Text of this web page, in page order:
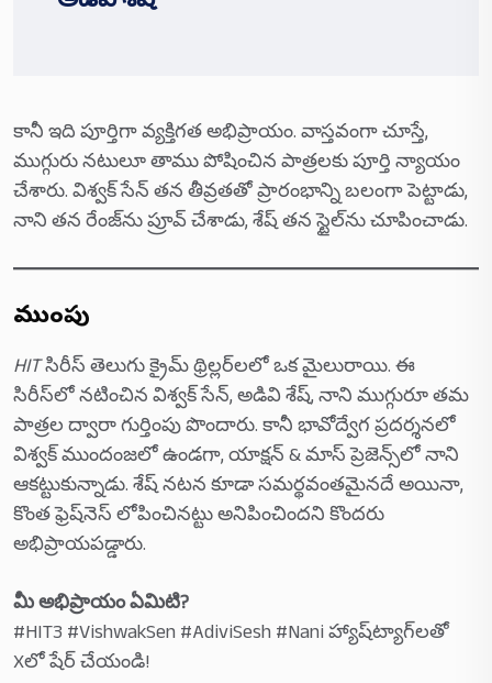
కానీ ఇది పూర్తిగా వ్యక్తిగత అభిప్రాయం. వాస్తవంగా చూస్తే,
ముగ్గురు నటులూ తాము పోషించిన పాత్రల‌కు పూర్తి న్యాయం
చేశారు. విశ్వక్ సేన్ త‌న తీవ్రత‌తో ప్రారంభాన్ని బలంగా పెట్టాడు,
నాని తన రేంజ్‌ను ప్రూవ్ చేశాడు, శేష్ తన స్టైల్‌ను చూపించాడు.
ముగింపు
HITసిరీస్ తెలుగు క్రైమ్ థ్రిల్లర్‌లలో ఒక మైలురాయి. ఈ
సిరీస్‌లో నటించిన విశ్వక్ సేన్, అడివి శేష్, నాని ముగ్గురూ తమ
పాత్రల ద్వారా గుర్తింపు పొందారు. కానీ భావోద్వేగ ప్రదర్శనలో
విశ్వక్ ముందంజలో ఉండగా, యాక్షన్ & మాస్ ప్రెజెన్స్‌లో నాని
ఆకట్టుకున్నాడు. శేష్ నటన కూడా సమర్థవంతమైనదే అయినా,
కొంత ఫ్రెష్‌నెస్ లోపించినట్టు అనిపించిందని కొందరు
అభిప్రాయపడ్డారు.
మీ అభిప్రాయం ఏమిటి?
#HIT3 #VishwakSen #AdiviSesh #Nani హ్యాష్‌ట్యాగ్‌లతో
Xలో షేర్ చేయండి!